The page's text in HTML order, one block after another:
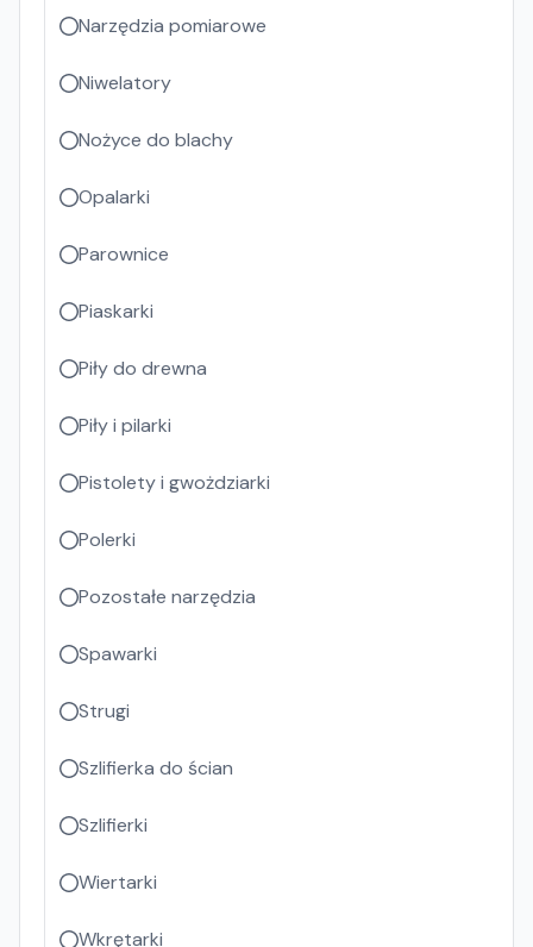
Narzędzia pomiarowe
Niwelatory
Nożyce do blachy
Opalarki
Parownice
Piaskarki
Piły do drewna
Piły i pilarki
Pistolety i gwożdziarki
Polerki
Pozostałe narzędzia
Spawarki
Strugi
Szlifierka do ścian
Szlifierki
Wiertarki
Wkrętarki